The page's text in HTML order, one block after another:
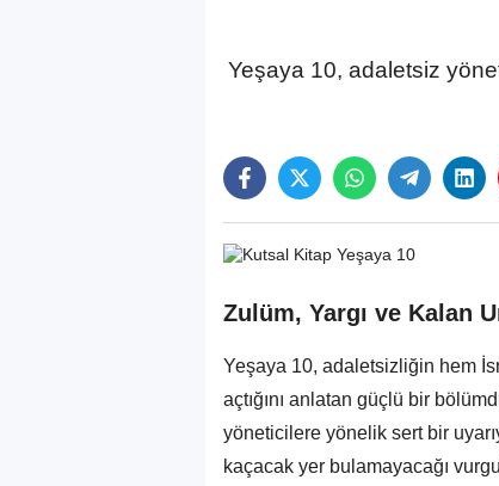
Yeşaya 10, adaletsiz
Zulüm, Yargı ve Kalan
Yeşaya 10, adaletsizliğin hem
açtığını anlatan güçlü bir
yöneticilere yönelik sert bir
kaçacak yer bulamayacağı